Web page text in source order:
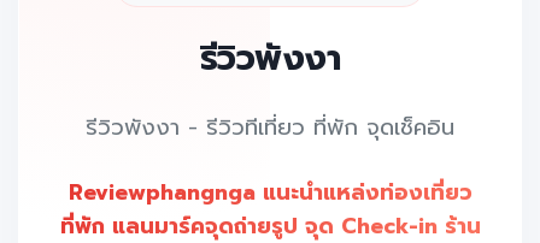
รีวิวพังงา
รีวิวพังงา - รีวิวทีเที่ยว ที่พัก จุดเช็คอิน
Reviewphangnga แนะนำแหล่งท่องเที่ยว
ที่พัก แลนมาร์คจุดถ่ายรูป จุด Check-in ร้าน